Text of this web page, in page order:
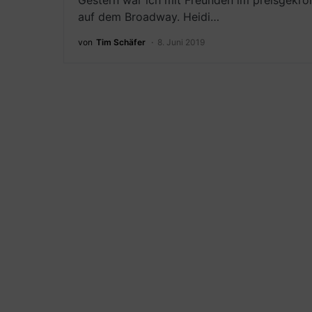
auf dem Broadway. Heidi…
von Tim Schäfer 8. Juni 2019